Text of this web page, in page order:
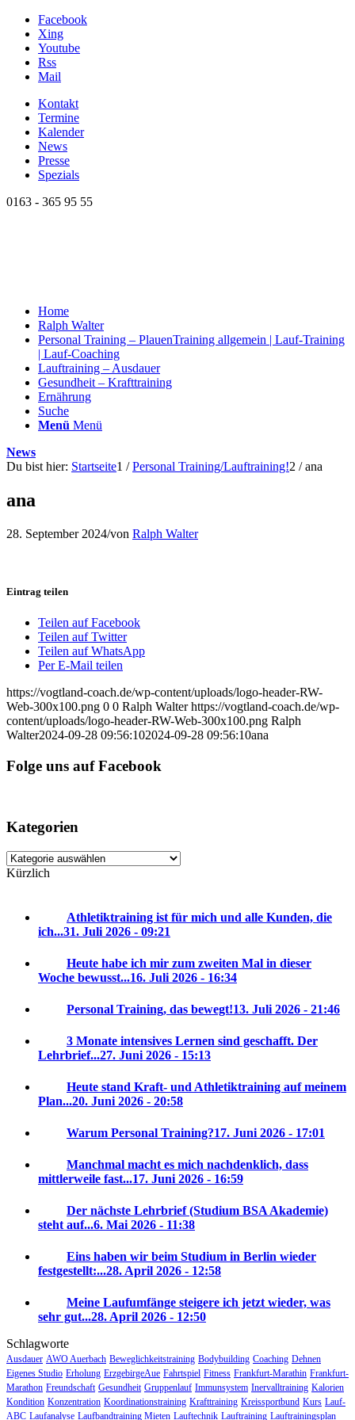
Facebook
Xing
Youtube
Rss
Mail
Kontakt
Termine
Kalender
News
Presse
Spezials
0163 - 365 95 55
Home
Ralph Walter
Personal Training – PlauenTraining allgemein | Lauf-Training
| Lauf-Coaching
Lauftraining – Ausdauer
Gesundheit – Krafttraining
Ernährung
Suche
Menü Menü
News
Du bist hier: Startseite1 / Personal Training/Lauftraining!2 / ana
ana
28. September 2024/von Ralph Walter
Eintrag teilen
Teilen auf Facebook
Teilen auf Twitter
Teilen auf WhatsApp
Per E-Mail teilen
https://vogtland-coach.de/wp-content/uploads/logo-header-RW-
Web-300x100.png 0 0 Ralph Walter https://vogtland-coach.de/wp-
content/uploads/logo-header-RW-Web-300x100.png Ralph
Walter2024-09-28 09:56:102024-09-28 09:56:10ana
Folge uns auf Facebook
Kategorien
Kategorien
Kürzlich
Athletiktraining ist für mich und alle Kunden, die
ich...31. Juli 2026 - 09:21
Heute habe ich mir zum zweiten Mal in dieser
Woche bewusst...16. Juli 2026 - 16:34
Personal Training, das bewegt!13. Juli 2026 - 21:46
3 Monate intensives Lernen sind geschafft. Der
Lehrbrief...27. Juni 2026 - 15:13
Heute stand Kraft- und Athletiktraining auf meinem
Plan...20. Juni 2026 - 20:58
Warum Personal Training?17. Juni 2026 - 17:01
Manchmal macht es mich nachdenklich, dass
mittlerweile fast...17. Juni 2026 - 16:59
Der nächste Lehrbrief (Studium BSA Akademie)
steht auf...6. Mai 2026 - 11:38
Eins haben wir beim Studium in Berlin wieder
festgestellt:...28. April 2026 - 12:58
Meine Laufumfänge steigere ich jetzt wieder, was
sehr gut...28. April 2026 - 12:50
Schlagworte
Ausdauer AWO Auerbach Beweglichkeitstraining Bodybuilding Coaching Dehnen
Eigenes Studio Erholung ErzgebirgeAue Fahrtspiel Fitness Frankfurt-Marathin Frankfurt-
Marathon Freundschaft Gesundheit Gruppenlauf Immunsystem Inervalltraining Kalorien
Kondition Konzentration Koordinationstraining Krafttraining Kreissportbund Kurs Lauf-
ABC Laufanalyse Laufbandtraining Mieten Lauftechnik Lauftraining Lauftrainingsplan